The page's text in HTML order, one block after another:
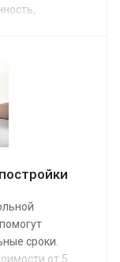
сроки.
от 5